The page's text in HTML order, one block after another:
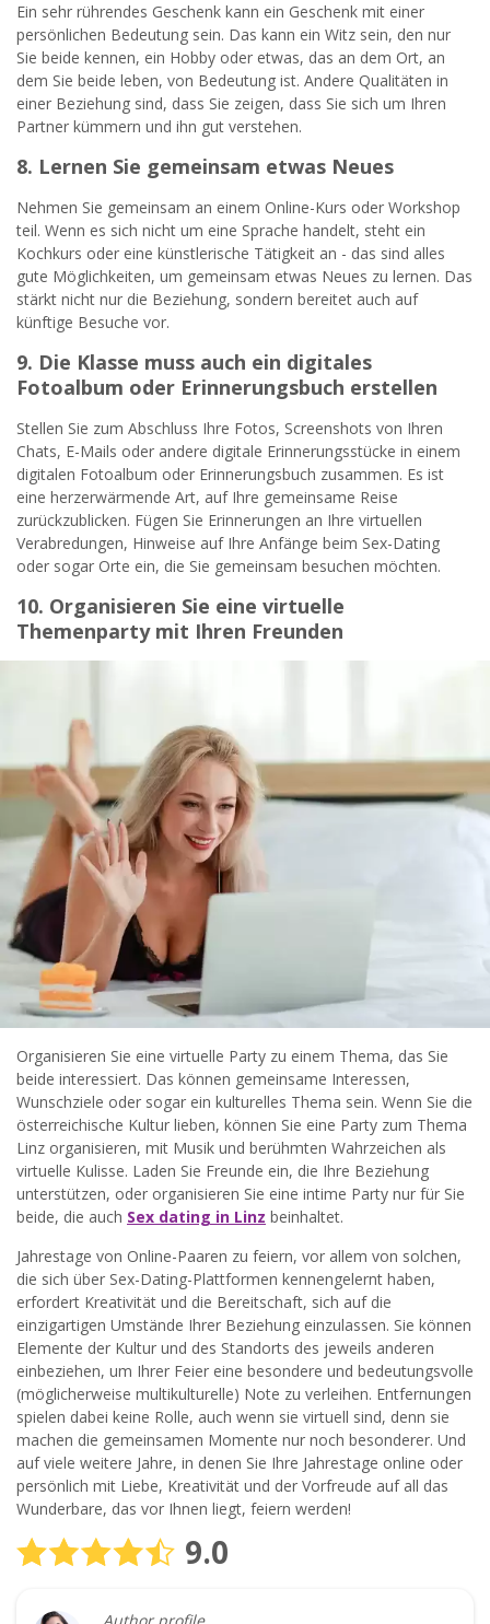
Ein sehr rührendes Geschenk kann ein Geschenk mit einer
persönlichen Bedeutung sein. Das kann ein Witz sein, den nur
Sie beide kennen, ein Hobby oder etwas, das an dem Ort, an
dem Sie beide leben, von Bedeutung ist. Andere Qualitäten in
einer Beziehung sind, dass Sie zeigen, dass Sie sich um Ihren
Partner kümmern und ihn gut verstehen.
8. Lernen Sie gemeinsam etwas Neues
Nehmen Sie gemeinsam an einem Online-Kurs oder Workshop
teil. Wenn es sich nicht um eine Sprache handelt, steht ein
Kochkurs oder eine künstlerische Tätigkeit an - das sind alles
gute Möglichkeiten, um gemeinsam etwas Neues zu lernen. Das
stärkt nicht nur die Beziehung, sondern bereitet auch auf
künftige Besuche vor.
9. Die Klasse muss auch ein digitales
Fotoalbum oder Erinnerungsbuch erstellen
Stellen Sie zum Abschluss Ihre Fotos, Screenshots von Ihren
Chats, E-Mails oder andere digitale Erinnerungsstücke in einem
digitalen Fotoalbum oder Erinnerungsbuch zusammen. Es ist
eine herzerwärmende Art, auf Ihre gemeinsame Reise
zurückzublicken. Fügen Sie Erinnerungen an Ihre virtuellen
Verabredungen, Hinweise auf Ihre Anfänge beim Sex-Dating
oder sogar Orte ein, die Sie gemeinsam besuchen möchten.
10. Organisieren Sie eine virtuelle
Themenparty mit Ihren Freunden
Organisieren Sie eine virtuelle Party zu einem Thema, das Sie
beide interessiert. Das können gemeinsame Interessen,
Wunschziele oder sogar ein kulturelles Thema sein. Wenn Sie die
österreichische Kultur lieben, können Sie eine Party zum Thema
Linz organisieren, mit Musik und berühmten Wahrzeichen als
virtuelle Kulisse. Laden Sie Freunde ein, die Ihre Beziehung
unterstützen, oder organisieren Sie eine intime Party nur für Sie
beide, die auch Sex dating in Linz beinhaltet.
Jahrestage von Online-Paaren zu feiern, vor allem von solchen,
die sich über Sex-Dating-Plattformen kennengelernt haben,
erfordert Kreativität und die Bereitschaft, sich auf die
einzigartigen Umstände Ihrer Beziehung einzulassen. Sie können
Elemente der Kultur und des Standorts des jeweils anderen
einbeziehen, um Ihrer Feier eine besondere und bedeutungsvolle
(möglicherweise multikulturelle) Note zu verleihen. Entfernungen
spielen dabei keine Rolle, auch wenn sie virtuell sind, denn sie
machen die gemeinsamen Momente nur noch besonderer. Und
auf viele weitere Jahre, in denen Sie Ihre Jahrestage online oder
persönlich mit Liebe, Kreativität und der Vorfreude auf all das
Wunderbare, das vor Ihnen liegt, feiern werden!
9.0
Author profile